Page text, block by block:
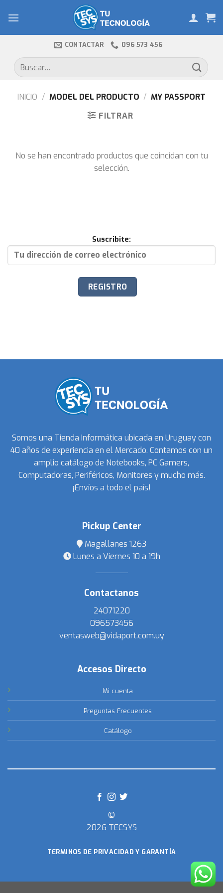
CONTACTAR 096 573 456
Buscar
por:
INICIO / MODEL DEL PRODUCTO / MY PASSPORT
FILTRAR
No se han encontrado productos que coincidan con tu
selección.
Suscribite:
Somos una Tienda Informática ubicada en Uruguay con
40 años de experiencia en el Mercado. Contamos con un
amplio catálogo de Notebooks, PC Gamers,
Computadoras, Periféricos, Monitores y mucho más.
¡Envíos a todo el país!
Pickup Center
Magallanes 1263
Lunes a Viernes 10 a 19h
Contactanos
24071220
096573456
ventasweb@vidaport.com.uy
Accesos Directo
Mi cuenta
Preguntas Frecuentes
Catálogo
©
2026 TECSYS
TERMINOS DE PRIVACIDAD Y GARANTÍA